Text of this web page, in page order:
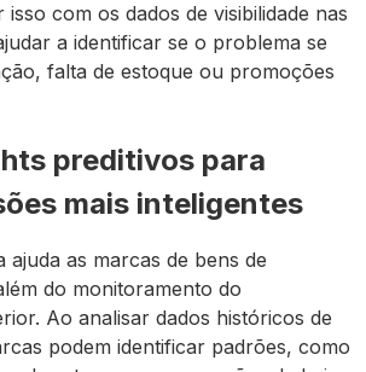
com os dados de visibilidade nas
a identificar se o problema se
falta de estoque ou promoções
preditivos para
mais inteligentes
ajuda as marcas de bens de
do monitoramento do
Ao analisar dados históricos de
podem identificar padrões, como